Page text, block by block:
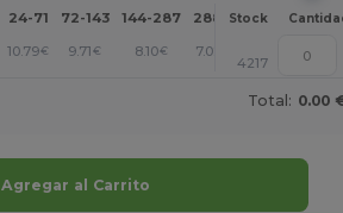
24-71 72-143 144-287 288 + Más
Stock
10.79€ 9.71 € 8.10€ 7.02 +
4217
Total: 0.00
Agregar al Carrito